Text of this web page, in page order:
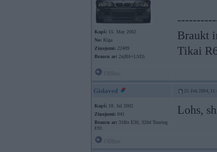
Kopš: 15. May 2002
No: Rīga
Ziņojumi: 22409
Braucu ar: 2x(R6+LSD)
Braukt
Tikai
Gislaved 25. Feb 2004,
Kopš: 18. Jul 2002
Ziņojumi: 941
Braucu ar: 318is E30, 320d Touring
E91
Lohs,